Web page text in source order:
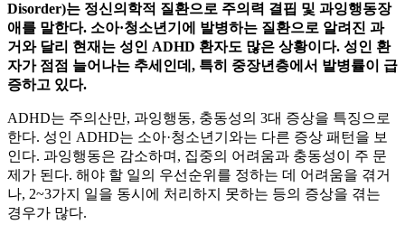
Disorder)는 정신의학적 질환으로 주의력 결핍 및 과잉행동장
애를 말한다. 소아·청소년기에 발병하는 질환으로 알려진 과
거와 달리 현재는 성인 ADHD 환자도 많은 상황이다. 성인 환
자가 점점 늘어나는 추세인데, 특히 중장년층에서 발병률이 급
증하고 있다.
ADHD는 주의산만, 과잉행동, 충동성의 3대 증상을 특징으로
한다. 성인 ADHD는 소아·청소년기와는 다른 증상 패턴을 보
인다. 과잉행동은 감소하며, 집중의 어려움과 충동성이 주 문
제가 된다. 해야 할 일의 우선순위를 정하는 데 어려움을 겪거
나, 2~3가지 일을 동시에 처리하지 못하는 등의 증상을 겪는
경우가 많다.